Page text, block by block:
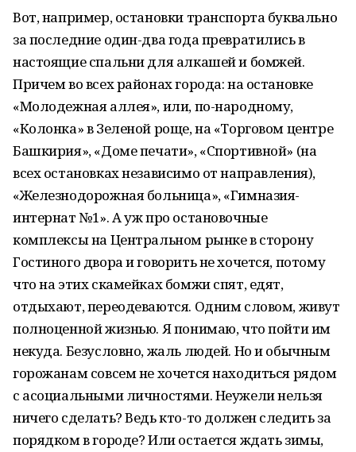
Вот, например, остановки транспорта буквально
за последние один-два года превратились в
настоящие спальни для алкашей и бомжей.
Причем во всех районах города: на остановке
«Молодежная аллея», или, по-народному,
«Колонка» в Зеленой роще, на «Торговом центре
Башкирия», «Доме печати», «Спортивной» (на
всех остановках независимо от направления),
«Железнодорожная больница», «Гимназия-
интернат №1». А уж про остановочные
комплексы на Центральном рынке в сторону
Гостиного двора и говорить не хочется, потому
что на этих скамейках бомжи спят, едят,
отдыхают, переодеваются. Одним словом, живут
полноценной жизнью. Я понимаю, что пойти им
некуда. Безусловно, жаль людей. Но и обычным
горожанам совсем не хочется находиться рядом
с асоциальными личностями. Неужели нельзя
ничего сделать? Ведь кто-то должен следить за
порядком в городе? Или остается ждать зимы,